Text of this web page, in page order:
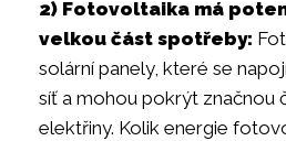
2) Fotovoltaika má
velkou část spotřeby:
solární panely, které se
síť a mohou pokrýt značnou
elektřiny. Kolik energie